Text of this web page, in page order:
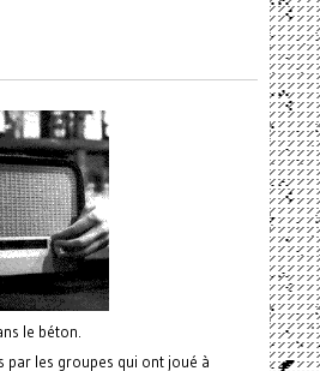
le béton.
par les groupes qui ont joué à